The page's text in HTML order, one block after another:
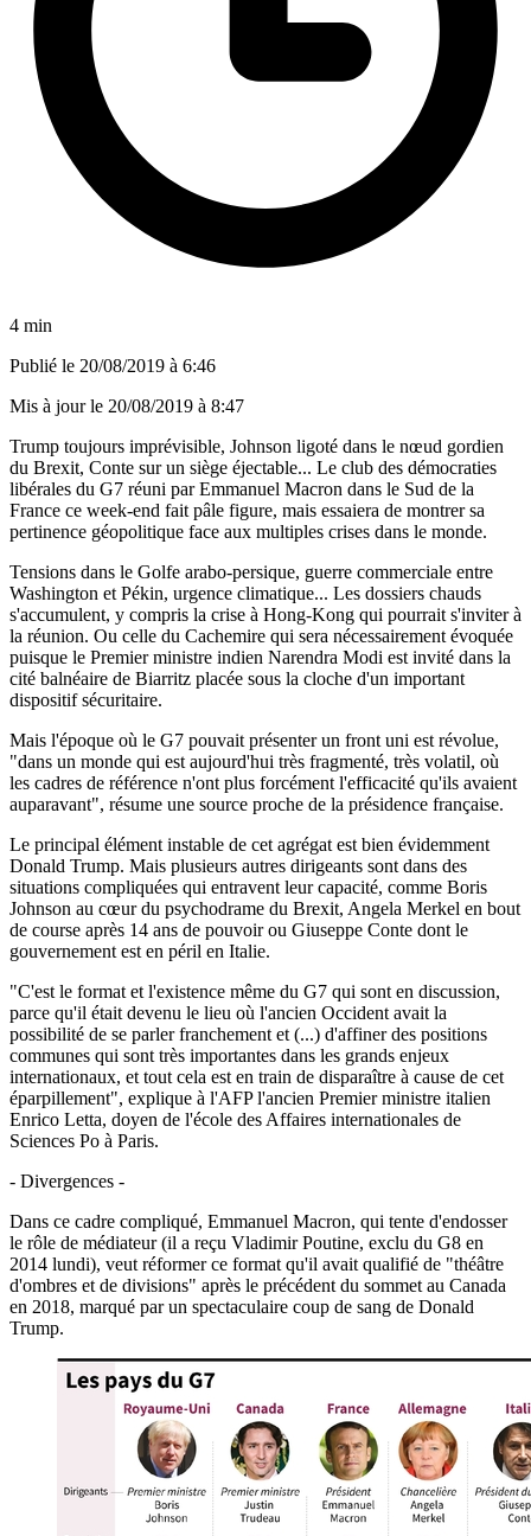
4 min
Publié le 20/08/2019 à 6:46
Mis à jour le 20/08/2019 à 8:47
Trump toujours imprévisible, Johnson ligoté dans le nœud gordien
du Brexit, Conte sur un siège éjectable... Le club des démocraties
libérales du G7 réuni par Emmanuel Macron dans le Sud de la
France ce week-end fait pâle figure, mais essaiera de montrer sa
pertinence géopolitique face aux multiples crises dans le monde.
Tensions dans le Golfe arabo-persique, guerre commerciale entre
Washington et Pékin, urgence climatique... Les dossiers chauds
s'accumulent, y compris la crise à Hong-Kong qui pourrait s'inviter à
la réunion. Ou celle du Cachemire qui sera nécessairement évoquée
puisque le Premier ministre indien Narendra Modi est invité dans la
cité balnéaire de Biarritz placée sous la cloche d'un important
dispositif sécuritaire.
Mais l'époque où le G7 pouvait présenter un front uni est révolue,
"dans un monde qui est aujourd'hui très fragmenté, très volatil, où
les cadres de référence n'ont plus forcément l'efficacité qu'ils avaient
auparavant", résume une source proche de la présidence française.
Le principal élément instable de cet agrégat est bien évidemment
Donald Trump. Mais plusieurs autres dirigeants sont dans des
situations compliquées qui entravent leur capacité, comme Boris
Johnson au cœur du psychodrame du Brexit, Angela Merkel en bout
de course après 14 ans de pouvoir ou Giuseppe Conte dont le
gouvernement est en péril en Italie.
"C'est le format et l'existence même du G7 qui sont en discussion,
parce qu'il était devenu le lieu où l'ancien Occident avait la
possibilité de se parler franchement et (...) d'affiner des positions
communes qui sont très importantes dans les grands enjeux
internationaux, et tout cela est en train de disparaître à cause de cet
éparpillement", explique à l'AFP l'ancien Premier ministre italien
Enrico Letta, doyen de l'école des Affaires internationales de
Sciences Po à Paris.
- Divergences -
Dans ce cadre compliqué, Emmanuel Macron, qui tente d'endosser
le rôle de médiateur (il a reçu Vladimir Poutine, exclu du G8 en
2014 lundi), veut réformer ce format qu'il avait qualifié de "théâtre
d'ombres et de divisions" après le précédent du sommet au Canada
en 2018, marqué par un spectaculaire coup de sang de Donald
Trump.